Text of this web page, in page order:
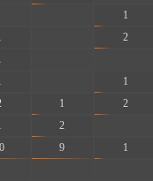
1
2
1
1 2
2
9 1